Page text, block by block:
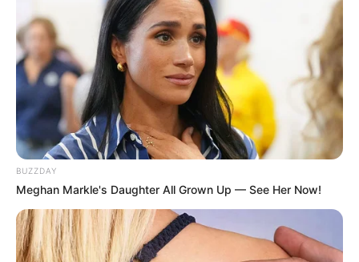
BUZZDAY
Meghan Markle's Daughter All Grown Up — See Her Now!